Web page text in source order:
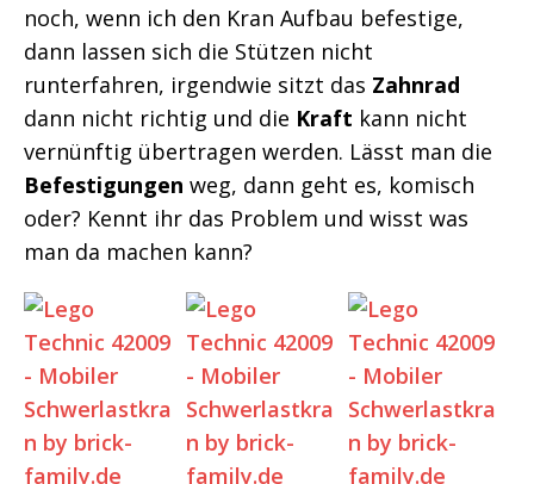
noch, wenn ich den Kran Aufbau befestige,
dann lassen sich die Stützen nicht
runterfahren, irgendwie sitzt das Zahnrad
dann nicht richtig und die Kraft kann nicht
vernünftig übertragen werden. Lässt man die
Befestigungen weg, dann geht es, komisch
oder? Kennt ihr das Problem und wisst was
man da machen kann?